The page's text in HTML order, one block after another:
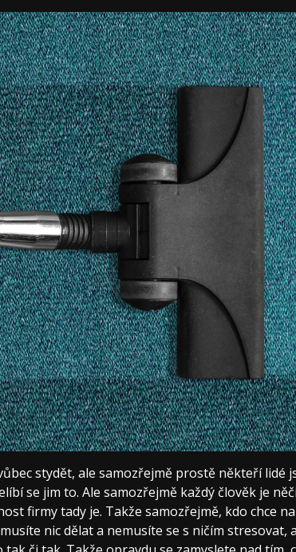
stydět, ale samozřejmě prostě někteří lidé
se jim to. Ale samozřejmě každý člověk je
firmy tady je. Takže samozřejmě, kdo chce
nic dělat a nemusíte se s ničím stresovat,